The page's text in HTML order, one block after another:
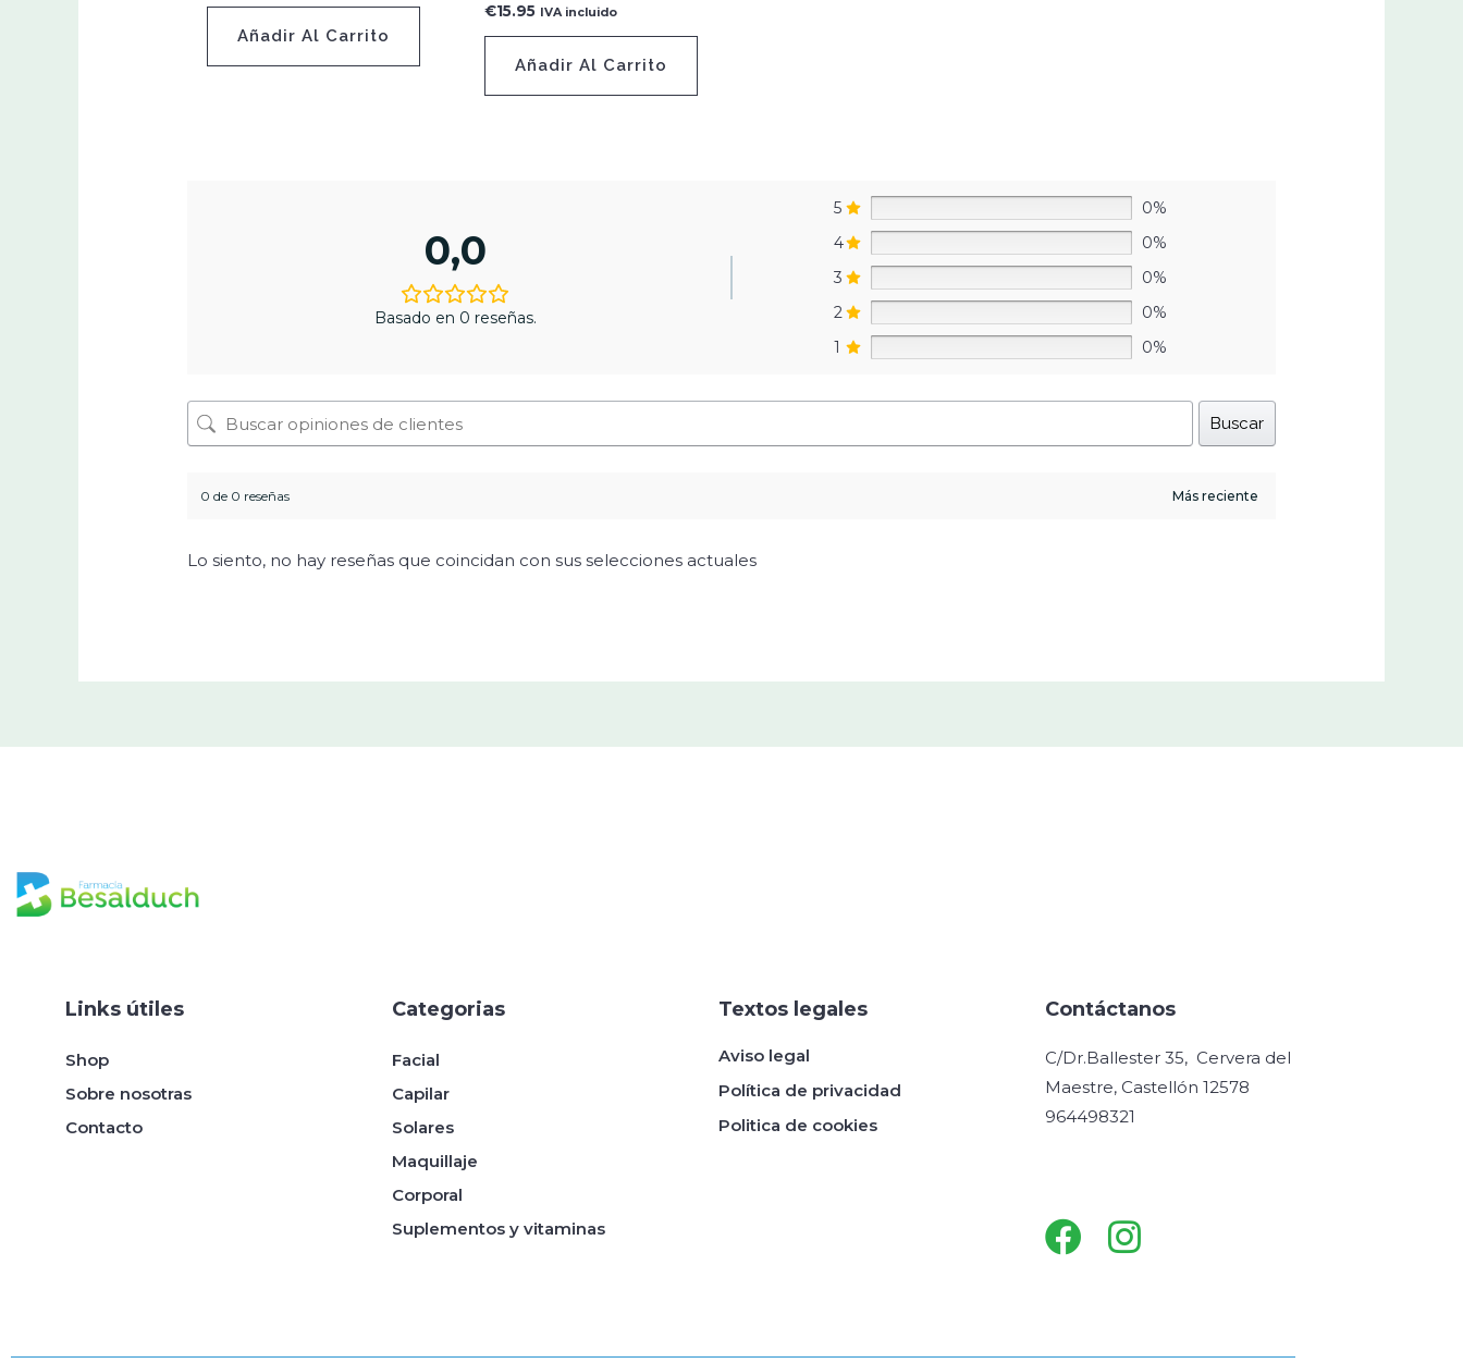
Añadir Al Carrito
€15.95 IVA incluido
Añadir Al Carrito
0,0
Basado en 0 reseñas.
5
0%
4
0%
3
0%
2
0%
1
0%
Buscar
0 de 0 reseñas
Lo siento, no hay reseñas que coincidan con sus selecciones actuales
Links útiles
Shop
Sobre nosotras
Contacto
Categorias
Facial
Capilar
Solares
Maquillaje
Corporal
Suplementos y vitaminas
Textos legales
Aviso legal
Política de privacidad
Politica de cookies
Contáctanos
C/Dr.Ballester 35, Cervera del
Maestre, Castellón 12578
964498321
Facebook
Instagram